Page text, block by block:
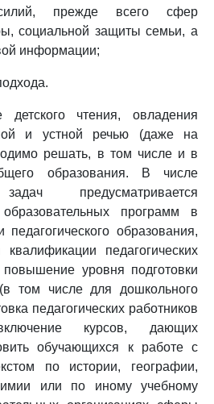
прежде всего сфер
социальной защиты семьи, а
информации;
чтения, овладения
и устной речью (даже на
решать, в том числе и в
образования. В числе
предусматривается
программ в
образования,
педагогических
уровня подготовки
том числе для дошкольного
педагогических работников
курсов, дающих
обучающихся к работе с
по истории, географии,
или по иному учебному